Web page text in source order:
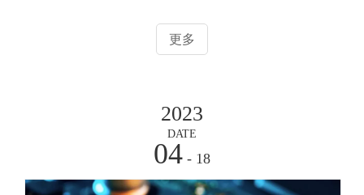
更多
2023
DATE
04 - 18